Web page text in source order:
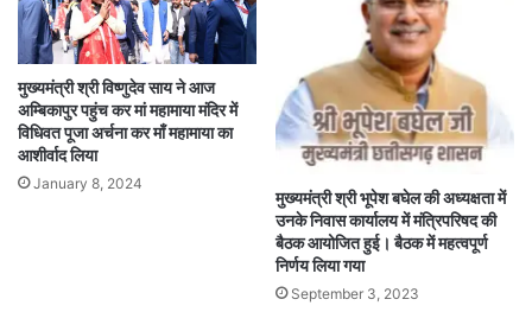
मुख्यमंत्री श्री विष्णुदेव साय ने आज
अम्बिकापुर पहुंच कर मां महामाया मंदिर में
विधिवत पूजा अर्चना कर माँ महामाया का
आशीर्वाद लिया
January 8, 2024
मुख्यमंत्री श्री भूपेश बघेल की अध्यक्षता में
उनके निवास कार्यालय में मंत्रिपरिषद की
बैठक आयोजित हुई। बैठक में महत्वपूर्ण
निर्णय लिया गया
September 3, 2023